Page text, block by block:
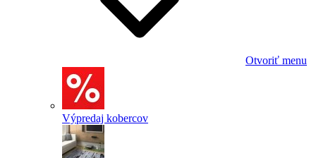
Otvoriť menu
Výpredaj kobercov